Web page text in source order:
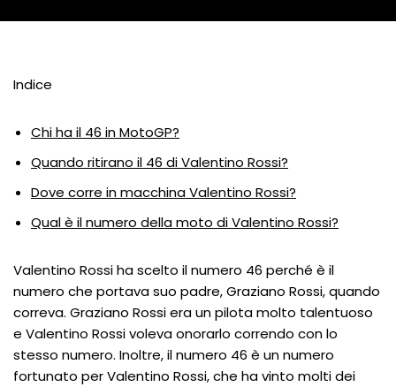
Indice
Chi ha il 46 in MotoGP?
Quando ritirano il 46 di Valentino Rossi?
Dove corre in macchina Valentino Rossi?
Qual è il numero della moto di Valentino Rossi?
Valentino Rossi ha scelto il numero 46 perché è il
numero che portava suo padre, Graziano Rossi, quando
correva. Graziano Rossi era un pilota molto talentuoso
e Valentino Rossi voleva onorarlo correndo con lo
stesso numero. Inoltre, il numero 46 è un numero
fortunato per Valentino Rossi, che ha vinto molti dei